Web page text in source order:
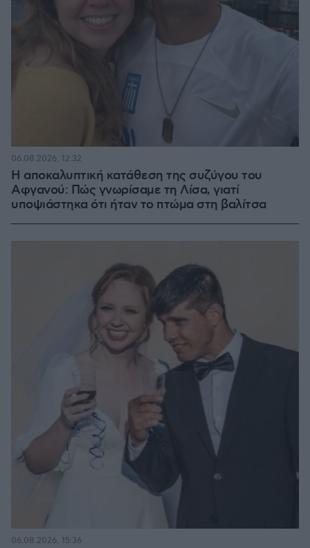
Η αποκαλυπτική κατάθεση της συζύγου του
Αφγανού: Πώς γνωρίσαμε τη Λίσα, γιατί
υποψιάστηκα ότι ήταν το πτώμα στη βαλίτσα
06.08.2026, 12:32
06.08.2026, 15:36